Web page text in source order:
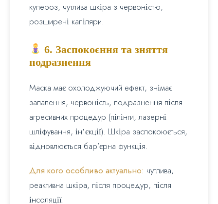
купероз, чутлива шкіра з червоністю,
розширені капіляри.
6. Заспокоєння та зняття
подразнення
Маска має охолоджуючий ефект, знімає
запалення, червоність, подразнення після
агресивних процедур (пілінги, лазерні
шліфування, інʼєкції). Шкіра заспокоюється,
відновлюється бар’єрна функція.
Для кого особливо актуально: чутлива,
реактивна шкіра, після процедур, після
інсоляції.